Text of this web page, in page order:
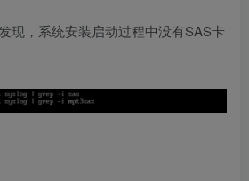
现，系统安装启动过程中没有SAS卡